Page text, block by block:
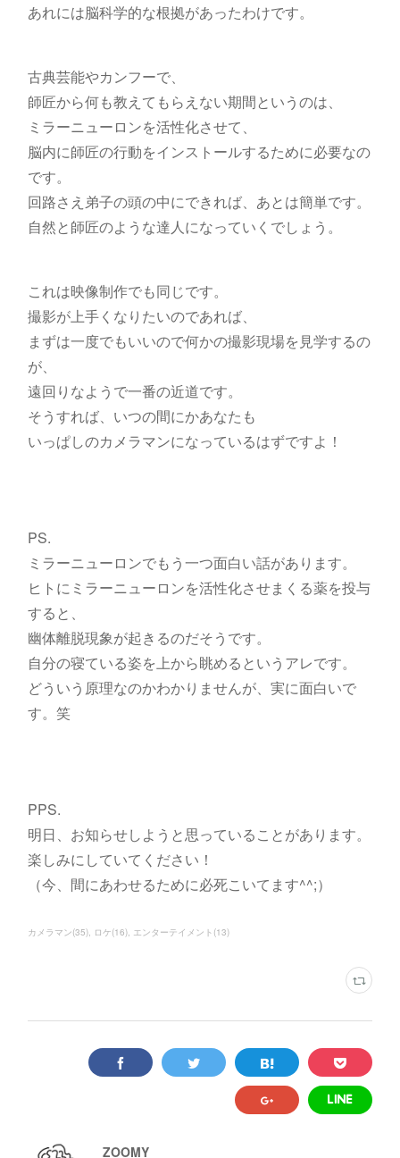
あれには脳科学的な根拠があったわけです。
古典芸能やカンフーで、
師匠から何も教えてもらえない期間というのは、
ミラーニューロンを活性化させて、
脳内に師匠の行動をインストールするために必要なの
です。
回路さえ弟子の頭の中にできれば、あとは簡単です。
自然と師匠のような達人になっていくでしょう。
これは映像制作でも同じです。
撮影が上手くなりたいのであれば、
まずは一度でもいいので何かの撮影現場を見学するの
が、
遠回りなようで一番の近道です。
そうすれば、いつの間にかあなたも
いっぱしのカメラマンになっているはずですよ！
PS.
ミラーニューロンでもう一つ面白い話があります。
ヒトにミラーニューロンを活性化させまくる薬を投与
すると、
幽体離脱現象が起きるのだそうです。
自分の寝ている姿を上から眺めるというアレです。
どういう原理なのかわかりませんが、実に面白いで
す。笑
PPS.
明日、お知らせしようと思っていることがあります。
楽しみにしていてください！
（今、間にあわせるために必死こいてます^^;）
カメラマン(35) ロケ(16) エンターテイメント (13)
ZOOMY